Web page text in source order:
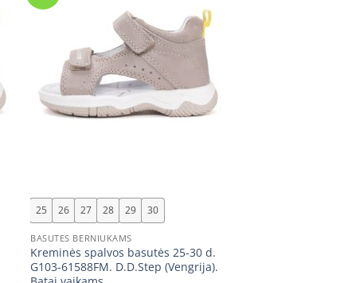
25 26 27 28 29 30
BASUTES BERNIUKAMS
Kreminės spalvos basutės 25-30 d.
G103-61588FM. D.D.Step (Vengrija).